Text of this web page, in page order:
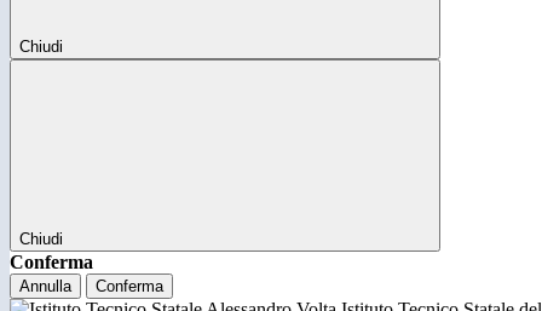
Chiudi
Chiudi
Conferma
Annulla Conferma